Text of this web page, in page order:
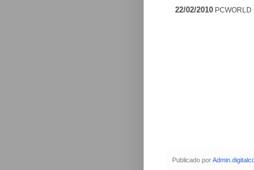
22/02/2010 PCWORLD
Publicado por